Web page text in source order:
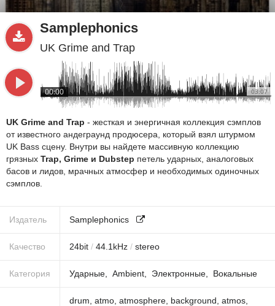
Samplephonics
UK Grime and Trap
03:07
00:00
UK Grime and Trap - жесткая и энергичная коллекция сэмплов
от известного андеграунд продюсера, который взял штурмом
UK Bass сцену. Внутри вы найдете массивную коллекцию
грязных Trap, Grime и Dubstep петель ударных, аналоговых
басов и лидов, мрачных атмосфер и необходимых одиночных
сэмплов.
Издатель Samplephonics
Качество 24bit / 44.1 kHz / stereo
Категория Ударные Ambient Электронные Вокальные
drum atmo atmosphere background atmos